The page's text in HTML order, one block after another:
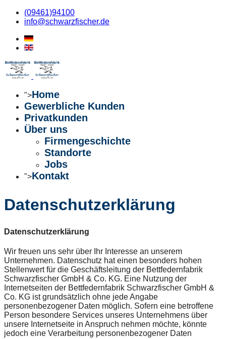
(09461)94100
info@schwarzfischer.de
">Home
Gewerbliche Kunden
Privatkunden
Über uns
Firmengeschichte
Standorte
Jobs
">Kontakt
Datenschutzerklärung
Datenschutzerklärung
Wir freuen uns sehr über Ihr Interesse an unserem
Unternehmen. Datenschutz hat einen besonders hohen
Stellenwert für die Geschäftsleitung der Bettfedernfabrik
Schwarzfischer GmbH & Co. KG. Eine Nutzung der
Internetseiten der Bettfedernfabrik Schwarzfischer GmbH &
Co. KG ist grundsätzlich ohne jede Angabe
personenbezogener Daten möglich. Sofern eine betroffene
Person besondere Services unseres Unternehmens über
unsere Internetseite in Anspruch nehmen möchte, könnte
jedoch eine Verarbeitung personenbezogener Daten